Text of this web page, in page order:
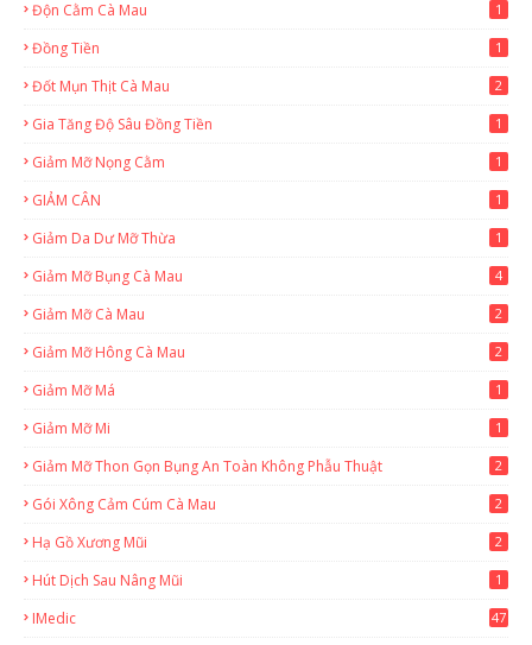
Độn Cằm Cà Mau 1
Đồng Tiền 1
Đốt Mụn Thịt Cà Mau 2
Gia Tăng Độ Sâu Đồng Tiền 1
Giảm Mỡ Nọng Cằm 1
GIẢM CÂN 1
Giảm Da Dư Mỡ Thừa 1
Giảm Mỡ Bụng Cà Mau 4
Giảm Mỡ Cà Mau 2
Giảm Mỡ Hông Cà Mau 2
Giảm Mỡ Má 1
Giảm Mỡ Mi 1
Giảm Mỡ Thon Gọn Bụng An Toàn Không Phẫu Thuật 2
Gói Xông Cảm Cúm Cà Mau 2
Hạ Gồ Xương Mũi 2
Hút Dịch Sau Nâng Mũi 1
IMedic 47